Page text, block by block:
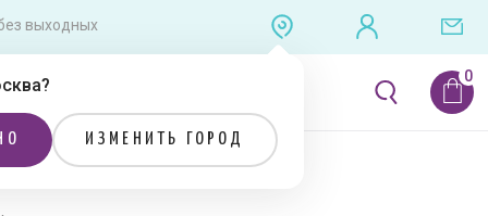
выходных
?
ИЗМЕНИТЬ ГОРОД
ЛИТЕРАТУРА